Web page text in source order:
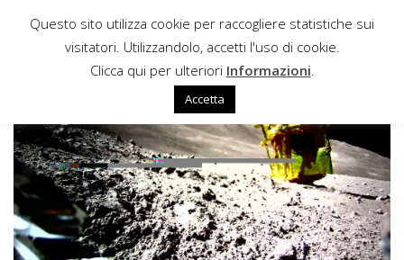
Sotto il contenuto
Questo sito utilizza cookie per raccogliere statistiche sui
visitatori. Utilizzandolo, accetti l'uso di cookie.
Clicca qui per ulteriori Informazioni
Accetta